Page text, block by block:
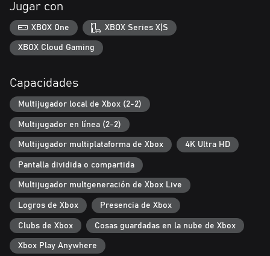
Jugar con
XBOX One XBOX Series X|S
XBOX Cloud Gaming
Capacidades
Multijugador local de Xbox (2-2)
Multijugador en línea (2-2)
Multijugador multiplataforma de Xbox 4K Ultra HD
Pantalla dividida o compartida
Multijugador multgeneración de Xbox Live
Logros de Xbox Presencia de Xbox
Clubs de Xbox Cosas guardadas en la nube de Xbox
Xbox Play Anywhere